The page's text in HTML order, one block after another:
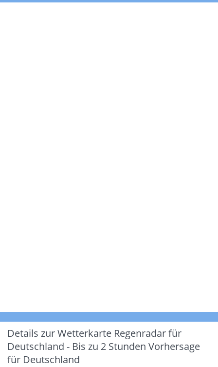
Details zur Wetterkarte Regenradar für
Deutschland - Bis zu 2 Stunden Vorhersage
für Deutschland